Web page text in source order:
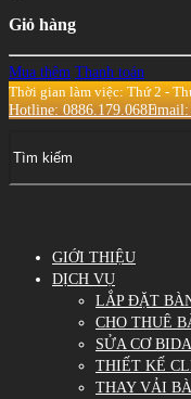
Giỏ hàng
Mua thêm Thanh toán
Thời gian làm việc: Thứ 2 -
Hotline: 0886.179.068Email:
GIỚI THIỆU
DỊCH VỤ
LẮP ĐẶT
CHO THUÊ
SỬA CƠ BIDA
THIẾT KẾ
THAY VẢI